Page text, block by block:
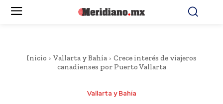
Inicio Vallarta y Bahía
Crece interés de viajeros
canadienses por Puerto Vallarta
Vallarta y Bahía